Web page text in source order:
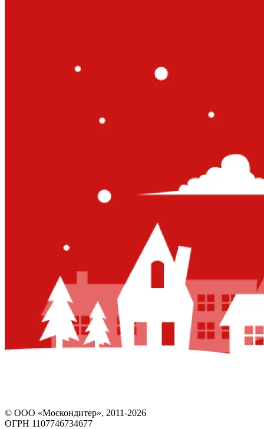
© ООО «Москондитер», 2011-2026
ОГРН 1107746734677